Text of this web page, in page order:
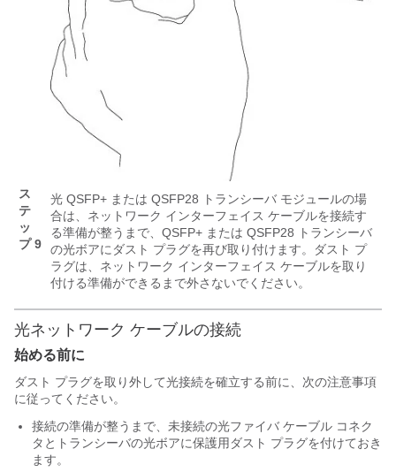
ス
テ
ッ
プ 9
光 QSFP+ または QSFP28 トランシーバ モジュールの場
合は、ネットワーク インターフェイス ケーブルを接続す
る準備が整うまで、QSFP+ または QSFP28 トランシーバ
の光ボアにダスト プラグを再び取り付けます。ダスト プ
ラグは、ネットワーク インターフェイス ケーブルを取り
付ける準備ができるまで外さないでください。
光ネットワーク ケーブルの接続
始める前に
ダスト プラグを取り外して光接続を確立する前に、次の注意事項
に従ってください。
接続の準備が整うまで、未接続の光ファイバ ケーブル コネク
タとトランシーバの光ボアに保護用ダスト プラグを付けておき
ます。